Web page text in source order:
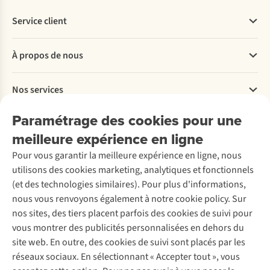
Paramétrage des cookies pour une
meilleure expérience en ligne
Pour vous garantir la meilleure expérience en ligne, nous
utilisons des cookies marketing, analytiques et fonctionnels
(et des technologies similaires). Pour plus d'informations,
nous vous renvoyons également à notre cookie policy. Sur
nos sites, des tiers placent parfois des cookies de suivi pour
vous montrer des publicités personnalisées en dehors du
site web. En outre, des cookies de suivi sont placés par les
réseaux sociaux. En sélectionnant « Accepter tout », vous
Service client
Commander
Payer
Livraison
Rétractation d'une commande
Entretien & réparations
Garantie
Contactez-nous
À propos de nous
Explore More
À propos d’Ayacucho
Nos magasins
À propos d’A.S.Adventure
Déclaration d'accessibilité
Nos services
Location / Location sports d’hiver
Entretien de ski
Service de lavage
Entretien de chaussures
Réparation de chaussures
Réparation de vêtements
Retouches
Pour les entreprises
Découvrez
A.S.Magazine
Explore Camp
Gear Check
Expertise & conseils
Abonnez-vous à la newsletter
Suivez-nous